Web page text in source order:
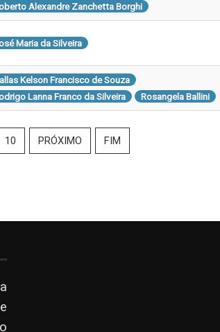
Alexandre Zanchetta Borghi
Maria da Silveira
Kelson Francisco de Souza
Lanna Franco da Silveira
Rosangela Ballini
10 PRÓXIMO FIM